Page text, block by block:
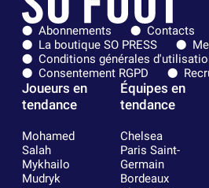
Abonnements
Contacts
La boutique SO PRESS
Conditions générales
Consentement RGPD
Joueurs en
tendance
Mohamed
Salah
Mykhailo
Mudryk
Équipes en
tendance
Chelsea
Paris Saint-
Germain
Bordeaux